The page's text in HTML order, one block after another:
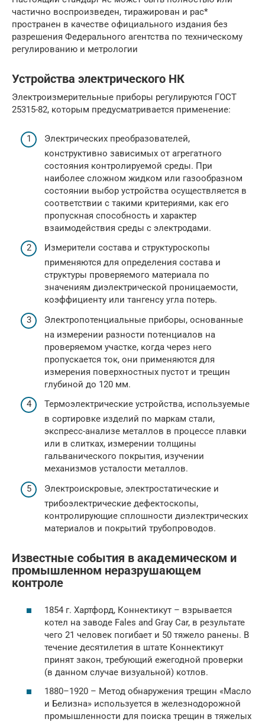
частично воспроизведен, тиражирован и рас*
пространен в качестве официального издания без
разрешения Федерального агентства по техническому
регулированию и метрологии
Устройства электрического НК
Электроизмерительные приборы регулируются ГОСТ
25315-82, которым предусматривается применение:
Электрических преобразователей,
конструктивно зависимых от агрегатного
состояния контролируемой среды. При
наиболее сложном жидком или газообразном
состоянии выбор устройства осуществляется в
соответствии с такими критериями, как его
пропускная способность и характер
взаимодействия среды с электродами.
Измерители состава и структуроскопы
применяются для определения состава и
структуры проверяемого материала по
значениям диэлектрической проницаемости,
коэффициенту или тангенсу угла потерь.
Электропотенциальные приборы, основанные
на измерении разности потенциалов на
проверяемом участке, когда через него
пропускается ток, они применяются для
измерения поверхностных пустот и трещин
глубиной до 120 мм.
Термоэлектрические устройства, используемые
в сортировке изделий по маркам стали,
экспресс-анализе металлов в процессе плавки
или в слитках, измерении толщины
гальванического покрытия, изучении
механизмов усталости металлов.
Электроискровые, электростатические и
трибоэлектрические дефектоскопы,
контролирующие сплошности диэлектрических
материалов и покрытий трубопроводов.
Известные события в академическом и
промышленном неразрушающем
контроле
1854 г. Хартфорд, Коннектикут – взрывается
котел на заводе Fales and Gray Car, в результате
чего 21 человек погибает и 50 тяжело ранены. В
течение десятилетия в штате Коннектикут
принят закон, требующий ежегодной проверки
(в данном случае визуальной) котлов.
1880–1920 – Метод обнаружения трещин «Масло
и Белизна» используется в железнодорожной
промышленности для поиска трещин в тяжелых